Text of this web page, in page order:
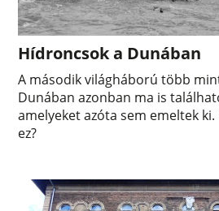
Hídroncsok a Dunában
A második világháború több
Dunában azonban ma is
amelyeket azóta sem emeltek
ez?